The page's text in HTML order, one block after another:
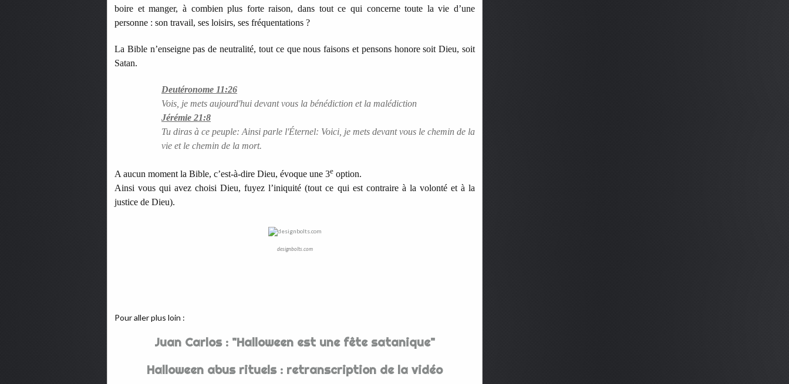
boire et manger, à combien plus forte raison, dans tout ce qui concerne toute la vie d’une
personne : son travail, ses loisirs, ses fréquentations ?
La Bible n’enseigne pas de neutralité, tout ce que nous faisons et pensons honore soit Dieu, soit
Satan.
Deutéronome 11:26
Vois, je mets aujourd'hui devant vous la bénédiction et la malédiction
Jérémie 21:8
Tu diras à ce peuple: Ainsi parle l'Éternel: Voici, je mets devant vous le chemin de la
vie et le chemin de la mort.
A aucun moment la Bible, c’est-à-dire Dieu, évoque une 3e option.
Ainsi vous qui avez choisi Dieu, fuyez l’iniquité (tout ce qui est contraire à la volonté et à la
justice de Dieu).
designbolts.com
Pour aller plus loin :
Juan Carlos : "Halloween est une fête satanique"
Halloween abus rituels : retranscription de la vidéo